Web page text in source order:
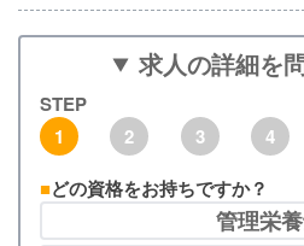
求人の詳細を
STEP
1
2 3 4
どの資格をお持ちですか？
管理栄